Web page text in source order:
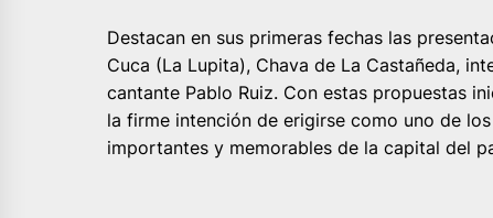
Destacan en sus primeras fechas las
Cuca (La Lupita), Chava de La Castañeda,
cantante Pablo Ruiz. Con estas propuestas
la firme intención de erigirse como uno de
importantes y memorables de la capital del